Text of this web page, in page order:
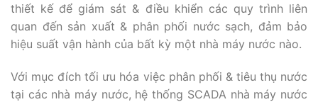
thiết kế để giám sát & điều khiển các quy trình liên
quan đến sản xuất & phân phối nước sạch, đảm bảo
hiệu suất vận hành của bất kỳ một nhà máy nước nào.
Với mục đích tối ưu hóa việc phân phối & tiêu thụ nước
tại các nhà máy nước, hệ thống SCADA nhà máy nước